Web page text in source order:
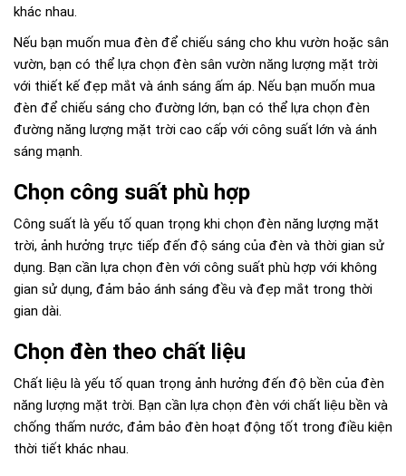
khác nhau.
Nếu bạn muốn mua đèn để chiếu sáng cho khu vườn hoặc sân
vườn, bạn có thể lựa chọn đèn sân vườn năng lượng mặt trời
với thiết kế đẹp mắt và ánh sáng ấm áp. Nếu bạn muốn mua
đèn để chiếu sáng cho đường lớn, bạn có thể lựa chọn đèn
đường năng lượng mặt trời cao cấp với công suất lớn và ánh
sáng mạnh.
Chọn công suất phù hợp
Công suất là yếu tố quan trọng khi chọn đèn năng lượng mặt
trời, ảnh hưởng trực tiếp đến độ sáng của đèn và thời gian sử
dụng. Bạn cần lựa chọn đèn với công suất phù hợp với không
gian sử dụng, đảm bảo ánh sáng đều và đẹp mắt trong thời
gian dài.
Chọn đèn theo chất liệu
Chất liệu là yếu tố quan trọng ảnh hưởng đến độ bền của đèn
năng lượng mặt trời. Bạn cần lựa chọn đèn với chất liệu bền và
chống thấm nước, đảm bảo đèn hoạt động tốt trong điều kiện
thời tiết khác nhau.